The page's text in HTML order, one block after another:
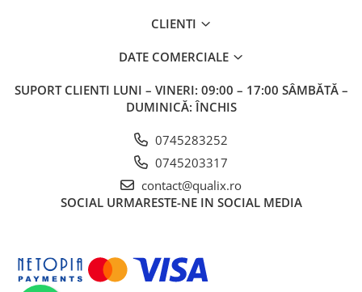
CLIENTI
DATE COMERCIALE
SUPORT CLIENTI LUNI – VINERI: 09:00 – 17:00 SÂMBĂTĂ –
DUMINICĂ: ÎNCHIS
0745283252
0745203317
contact@qualix.ro
SOCIAL URMARESTE-NE IN SOCIAL MEDIA